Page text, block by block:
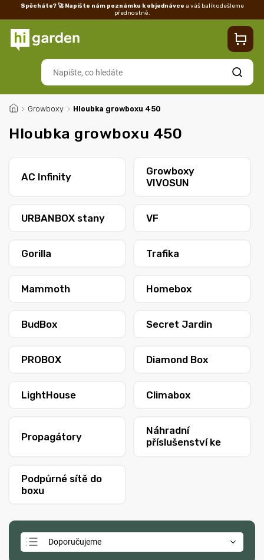
Spěcháte? 🚀 Napište nám poznámku k objednávce a váš balík odešleme
přednostně.
Vrácení/reklamace
Hledat
/ Growboxy / Hloubka growboxu 450
Hloubka growboxu 450
AC Infinity
Growboxy
VIVOSUN
URBANBOX stany VF
Gorilla Trafika
Mammoth Homebox
BudBox Secret Jardin
PROBOX Diamond Box
LightHouse Climabox
Propagátory
Náhradní
příslušenství ke
Podpůrné sítě do
boxu
Doporučujeme